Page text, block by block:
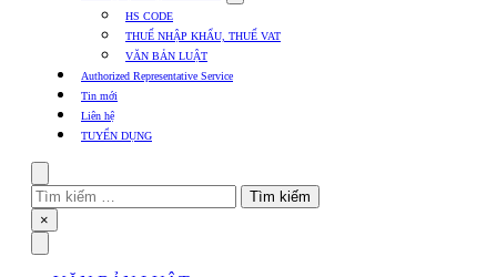
mặt
hàng
submenu
Kinh
HS CODE
THUẾ NHẬP KHẨU, THUẾ VAT
VĂN BẢN LUẬT
Authorized Representative Service
Tin mới
Liên hệ
TUYỂN DỤNG
Tìm
kiếm
cho:
Close
×